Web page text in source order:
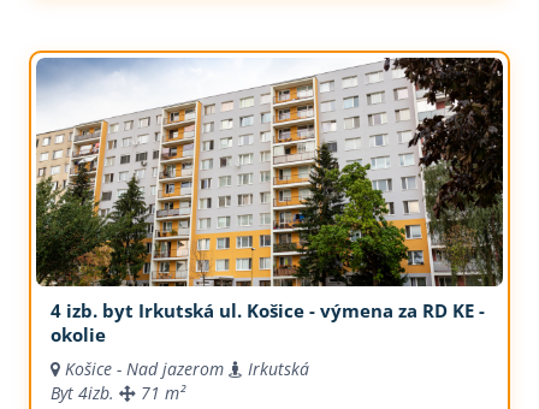
4 izb. byt Irkutská ul. Košice - výmena za RD KE -
okolie
Košice - Nad jazerom
Irkutská
Byt 4izb. 71 m²